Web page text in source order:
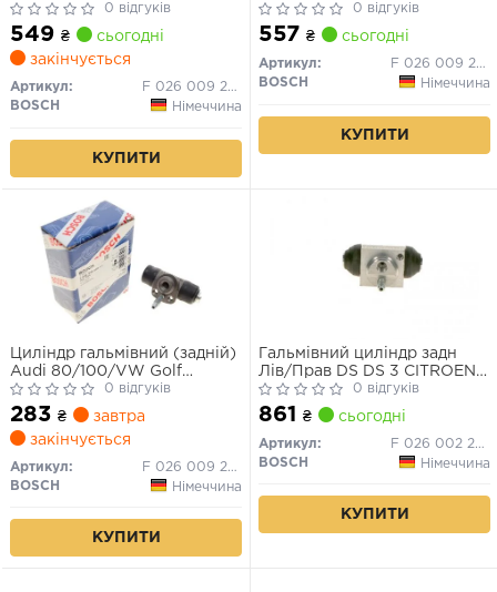
0 відгуків
549 ₴
сьогодні
закінчується
Артикул:
F 026 009 234
BOSCH
Німеччина
КУПИТИ
0 відгуків
557 ₴ сьогодні
Артикул:
F 026 009 235
BOSCH
Німеччина
КУПИТИ
Циліндр гальмівний (задній)
Audi 80/100/VW Golf
I/II/III/Passat 77- (d=17.46mm)
0 відгуків
283 ₴
завтра
закінчується
Артикул:
F 026 009 260
BOSCH
Німеччина
КУПИТИ
Гальмівний циліндр задн
Лів/Прав DS DS 3 CITROEN
C3 II, C3 III, C3 ORIGIN III, C-
ELYSEE, DS3 PEUGEOT 207,
208, 208 I, 301 1.0-1.6LPG
02.06-
0 відгуків
861 ₴ сьогодні
Артикул:
F 026 002 282
BOSCH
Німеччина
КУПИТИ